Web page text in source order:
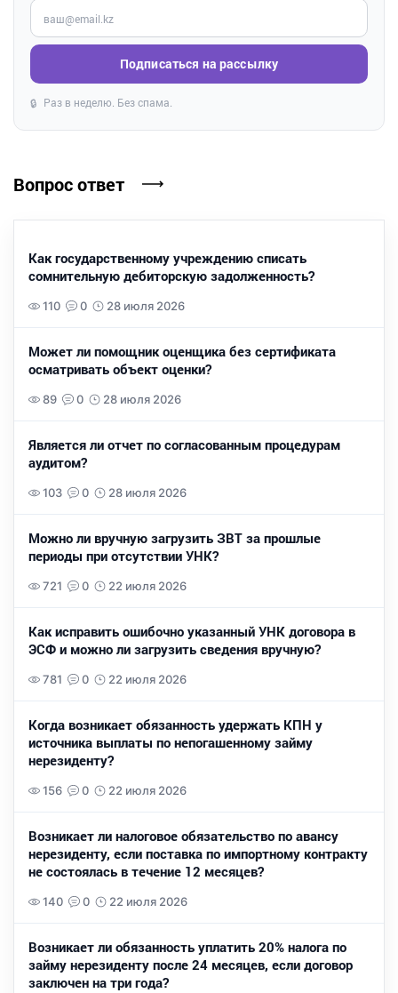
Введите ваш e-mail
Подписаться на рассылку
🔒 Раз в неделю. Без спама.
Вопрос ответ
Как государственному учреждению списать
сомнительную дебиторскую задолженность?
110 0 28 июля 2026
Может ли помощник оценщика без сертификата
осматривать объект оценки?
89 0 28 июля 2026
Является ли отчет по согласованным процедурам
аудитом?
103 0 28 июля 2026
Можно ли вручную загрузить ЗВТ за прошлые
периоды при отсутствии УНК?
721 0 22 июля 2026
Как исправить ошибочно указанный УНК договора в
ЭСФ и можно ли загрузить сведения вручную?
781 0 22 июля 2026
Когда возникает обязанность удержать КПН у
источника выплаты по непогашенному займу
нерезиденту?
156 0 22 июля 2026
Возникает ли налоговое обязательство по авансу
нерезиденту, если поставка по импортному контракту
не состоялась в течение 12 месяцев?
140 0 22 июля 2026
Возникает ли обязанность уплатить 20% налога по
займу нерезиденту после 24 месяцев, если договор
заключен на три года?